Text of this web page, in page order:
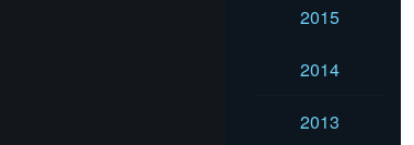
2015
2014
2013